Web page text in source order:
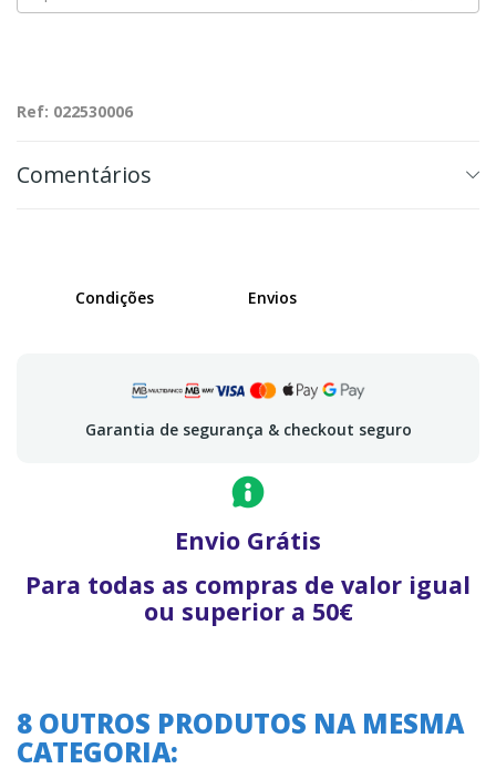
Ref: 022530006
Comentários
Condições Envios
Garantia de segurança & checkout seguro
Envio Grátis
Para todas as compras de valor igual
ou superior a 50€
8 OUTROS PRODUTOS NA MESMA
CATEGORIA:
A oferta termina em: